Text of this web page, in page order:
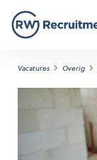
Vacatures Overig